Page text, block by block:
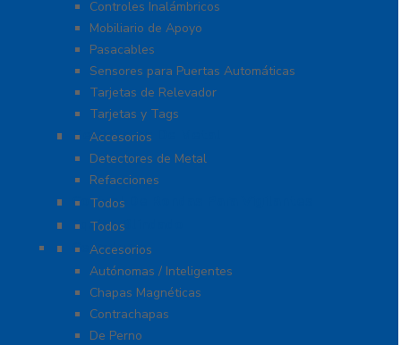
Controles Inalámbricos
Mobiliario de Apoyo
Pasacables
Sensores para Puertas Automáticas
Tarjetas de Relevador
Tarjetas y Tags
Detectores De Metal
Accesorios
Detectores de Metal
Refacciones
Control De Rondas Para Vigilantes
Todos
Equipo Blindado
Todos
Cerraduras
Accesorios
Autónomas / Inteligentes
Chapas Magnéticas
Contrachapas
De Perno